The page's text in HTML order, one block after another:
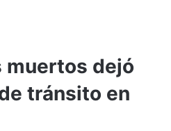
muertos dejó
tránsito en